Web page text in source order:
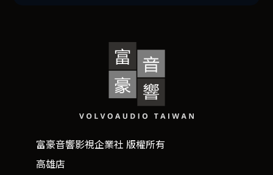
富豪音響影視企業社 版權所有
高雄店